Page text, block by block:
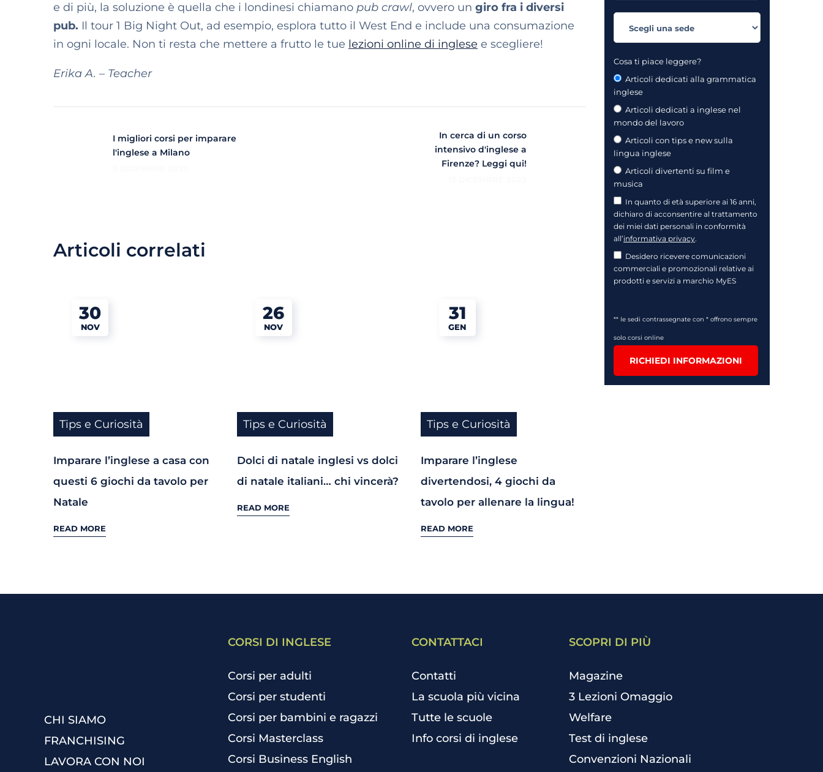
e di più, la soluzione è quella che i londinesi chiamano pub crawl, ovvero un giro fra i diversi
pub. Il tour 1 Big Night Out, ad esempio, esplora tutto il West End e include una consumazione
in ogni locale. Non ti resta che mettere a frutto le tue lezioni online di inglese e scegliere!
Erika A. – Teacher
I migliori corsi per imparare
l'inglese a Milano
In cerca di un corso
intensivo d'inglese a
Firenze? Leggi qui!
Articoli correlati
30
NOV
Tips e Curiosità
Imparare l’inglese a casa con
questi 6 giochi da tavolo per
Natale
READ MORE
26
NOV
Tips e Curiosità
Dolci di natale inglesi vs dolci
di natale italiani… chi vincerà?
READ MORE
31
GEN
Tips e Curiosità
Imparare l’inglese
divertendosi, 4 giochi da
tavolo per allenare la lingua!
READ MORE
Cosa ti piace leggere?
Articoli dedicati alla grammatica
inglese
Articoli dedicati a inglese nel
mondo del lavoro
Articoli con tips e new sulla
lingua inglese
Articoli divertenti su film e
musica
In quanto di età superiore ai 16 anni,
dichiaro di acconsentire al trattamento
dei miei dati personali in conformità
all’informativa privacy.
Desidero ricevere comunicazioni
commerciali e promozionali relative ai
prodotti e servizi a marchio MyES
** le sedi contrassegnate con * offrono sempre
solo corsi online
RICHIEDI INFORMAZIONI
CHI SIAMO
FRANCHISING
LAVORA CON NOI
CORSI DI INGLESE
Corsi per adulti
Corsi per studenti
Corsi per bambini e ragazzi
Corsi Masterclass
Corsi Business English
CONTATTACI
Contatti
La scuola più vicina
Tutte le scuole
Info corsi di inglese
SCOPRI DI PIÙ
Magazine
3 Lezioni Omaggio
Welfare
Test di inglese
Convenzioni Nazionali